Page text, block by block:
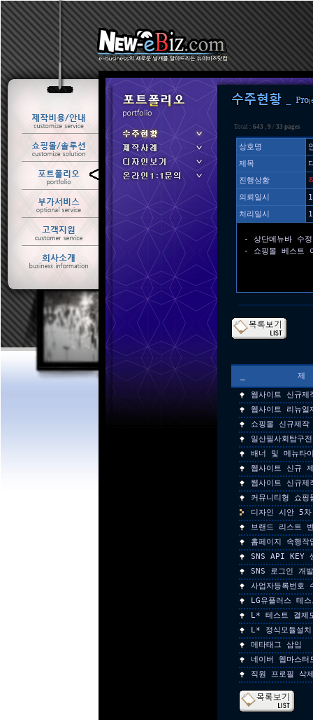
Total : 643 , 9 / 33 pages
상호명
제목
진행상황
의뢰일시
처리일시
- 상단메뉴바 수정
- 쇼핑몰 베스트
웹사이트 신규제
웹사이트 리뉴얼
쇼핑몰 신규제작
일산필사회탐구
배너 및 메뉴타
웹사이트 신규
웹사이트 신규제
커뮤니티형 쇼핑
디자인 시안 5차
브랜드 리스트
홈페이지 속행작
SNS API KEY
SNS 로그인 개발
사업자등록번호
LG유플러스 테
L* 테스트 결제
L* 정식모듈설치
메타태그 삽입
네이버 웹마스터
직원 프로필 삭
ㆍ 수주현황
ㆍ 제작사례